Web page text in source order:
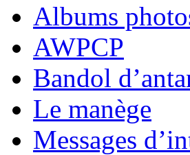
Albums
AWPCP
Bandol
Le manège
Messages